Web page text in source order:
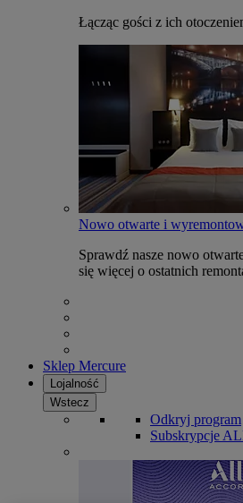
Łącząc gości z ich
Nowo otwarte i
Sprawdź nasze nowo
się więcej o ostatnich
Sklep Mercure
Lojalność
Wstecz
Odkryj program
Subskrypcje